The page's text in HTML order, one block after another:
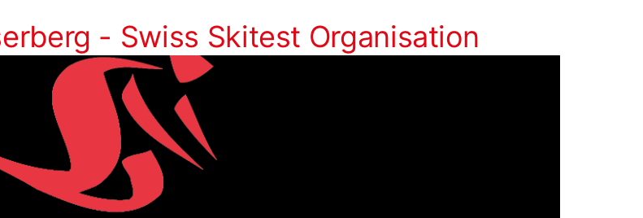
- Swiss Skitest Organisation